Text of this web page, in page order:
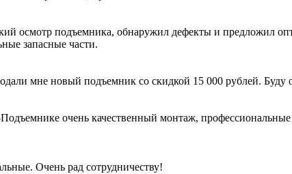
осмотр подъемника, обнаружил дефекты и предложил
запасные части.
мне новый подъемник со скидкой 15 000 рублей. Буду
очень качественный монтаж,
Очень рад сотрудничеству!